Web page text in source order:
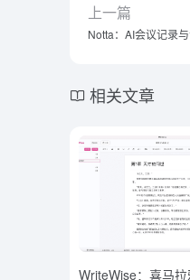
上一篇
Notta：AI会议记录
相关文章
WriteWise：喜马